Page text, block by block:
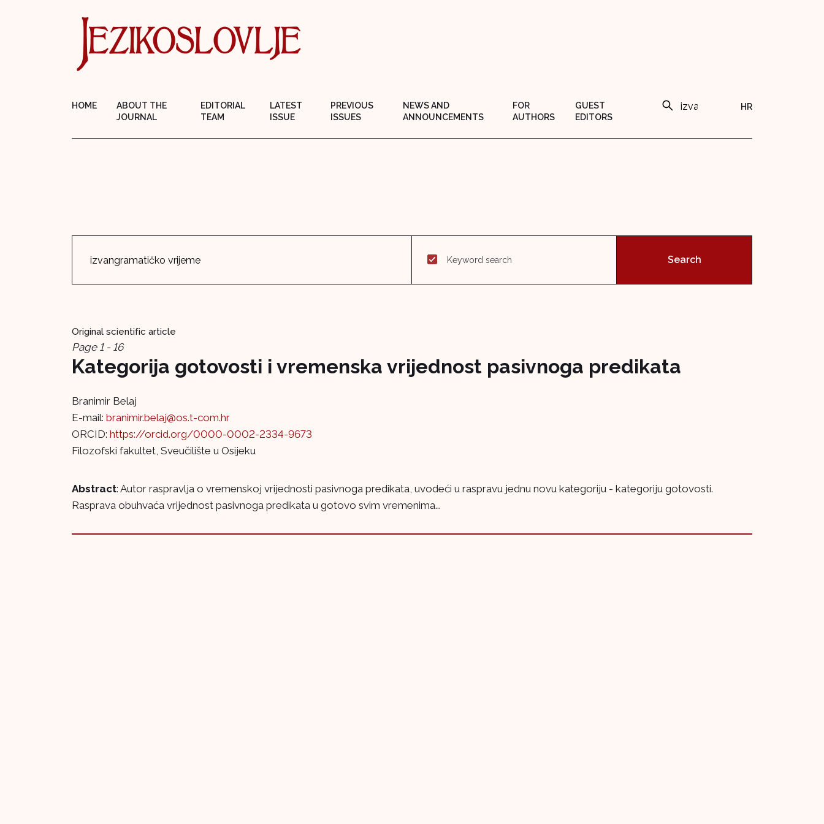
HOME
ABOUT THE
JOURNAL
EDITORIAL
TEAM
LATEST
ISSUE
PREVIOUS
ISSUES
NEWS AND
ANNOUNCEMENTS
FOR
AUTHORS
GUEST
EDITORS
HR
Keyword search
Original scientific article
Page 1 - 16
Kategorija gotovosti i vremenska vrijednost pasivnoga predikata
Branimir Belaj
E-mail: branimir.belaj@os.t-com.hr
ORCID: https://orcid.org/0000-0002-2334-9673
Filozofski fakultet, Sveučilište u Osijeku
Abstract: Autor raspravlja o vremenskoj vrijednosti pasivnoga predikata, uvodeći u raspravu jednu novu kategoriju - kategoriju gotovosti.
Rasprava obuhvaća vrijednost pasivnoga predikata u gotovo svim vremenima...